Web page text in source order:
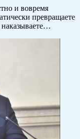
и вовремя
превращаете